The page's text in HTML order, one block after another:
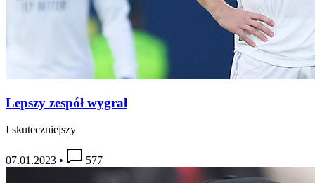
Lepszy zespół wygrał
I skuteczniejszy
07.01.2023 • 577